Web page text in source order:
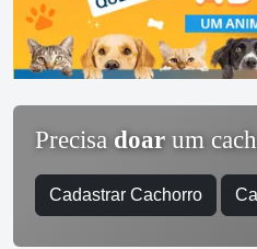
Precisa doar um
Cadastrar Cachorro